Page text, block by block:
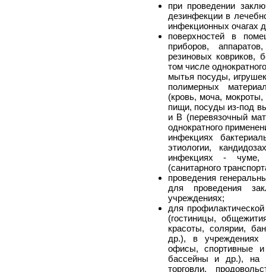
при проведении
дезинфекции в
инфекционных очагах
поверхностей в
приборов,
резиновых ковриков,
том числе
мытья посуды,
полимерных
(кровь, моча,
пищи, посуды из-под
и В (перевязочный
однократного
инфекциях
этиологии,
инфекциях - чуме,
(санитарного
проведения
для проведения
учреждениях;
для
(гостиницы,
красоты, солярии,
др.), в учреждениях
офисы, спортивные и
бассейны и др.), на
торговли,